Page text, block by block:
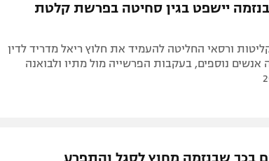
יישפט בגין סחיטה בפרשת קלטת
ורסאי החליטה להעמיד את חלוץ ריאל מדריד לדין
נוספים, בעקבות הפרשייה מול מתיו ולבואנה
בכך שבנזמה מחוץ לסגל והתפרע